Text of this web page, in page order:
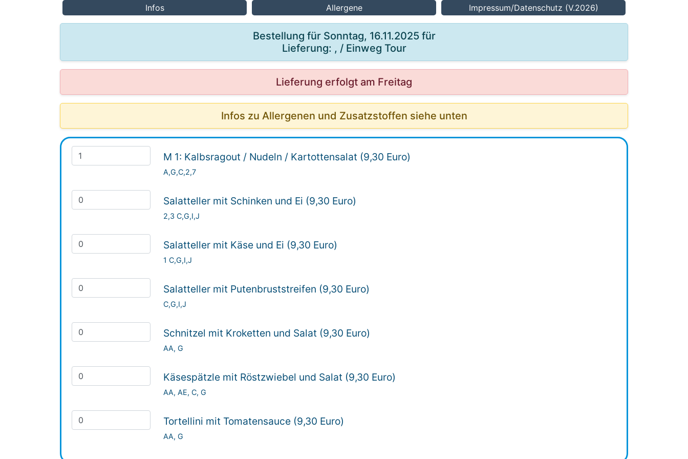
Infos Allergene Impressum/Datenschutz (V.2026)
Bestellung für Sonntag, 16.11.2025 für
Lieferung: , / Einweg Tour
Lieferung erfolgt am Freitag
Infos zu Allergenen und Zusatzstoffen siehe unten
M 1: Kalbsragout / Nudeln / Kartottensalat (9,30 Euro)
A,G,C,2,7
Salatteller mit Schinken und Ei (9,30 Euro)
2,3 C,G,I,J
Salatteller mit Käse und Ei (9,30 Euro)
1 C,G,I,J
Salatteller mit Putenbruststreifen (9,30 Euro)
C,G,I,J
Schnitzel mit Kroketten und Salat (9,30 Euro)
AA, G
Käsespätzle mit Röstzwiebel und Salat (9,30 Euro)
AA, AE, C, G
Tortellini mit Tomatensauce (9,30 Euro)
AA, G